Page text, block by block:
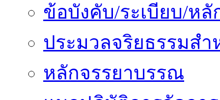
ข้อบังคับ/ระเบียบ/ห
ประมวลจริยธรรมส
หลักจรรยาบรรณ